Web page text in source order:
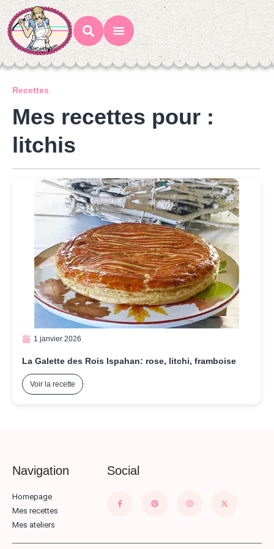
Recettes
Mes recettes pour :
litchis
1 janvier 2026
La Galette des Rois Ispahan: rose, litchi, framboise
Voir la recette
Navigation
Homepage
Mes recettes
Mes ateliers
Social